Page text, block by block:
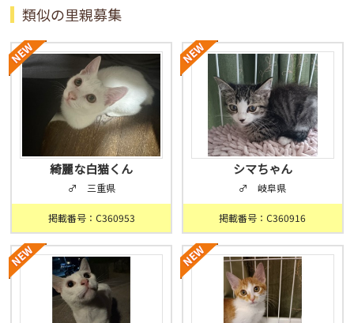
類似の里親募集
綺麗な白猫くん
♂ 三重県
掲載番号：C360953
シマちゃん
♂ 岐阜県
掲載番号：C360916